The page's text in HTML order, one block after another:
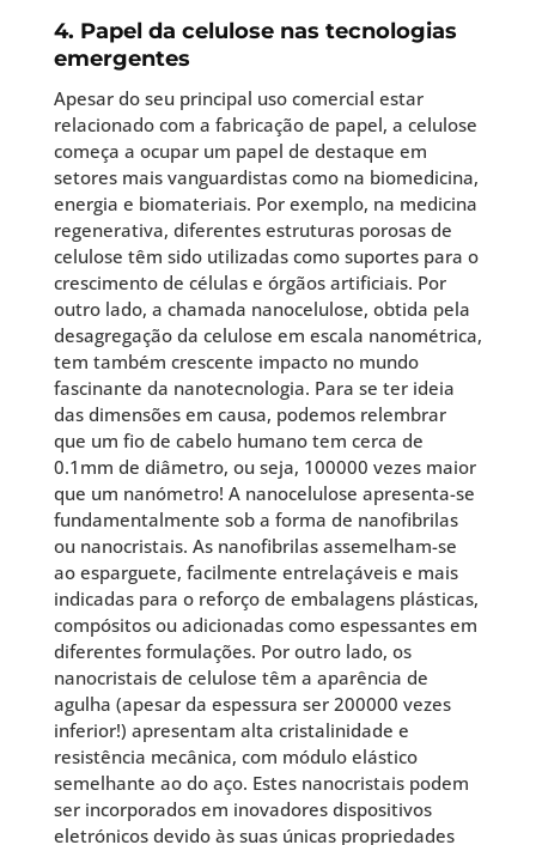
4. Papel da celulose nas tecnologias
emergentes
Apesar do seu principal uso comercial estar
relacionado com a fabricação de papel, a celulose
começa a ocupar um papel de destaque em
setores mais vanguardistas como na biomedicina,
energia e biomateriais. Por exemplo, na medicina
regenerativa, diferentes estruturas porosas de
celulose têm sido utilizadas como suportes para o
crescimento de células e órgãos artificiais. Por
outro lado, a chamada nanocelulose, obtida pela
desagregação da celulose em escala nanométrica,
tem também crescente impacto no mundo
fascinante da nanotecnologia. Para se ter ideia
das dimensões em causa, podemos relembrar
que um fio de cabelo humano tem cerca de
0.1mm de diâmetro, ou seja, 100000 vezes maior
que um nanómetro! A nanocelulose apresenta-se
fundamentalmente sob a forma de nanofibrilas
ou nanocristais. As nanofibrilas assemelham-se
ao esparguete, facilmente entrelaçáveis e mais
indicadas para o reforço de embalagens plásticas,
compósitos ou adicionadas como espessantes em
diferentes formulações. Por outro lado, os
nanocristais de celulose têm a aparência de
agulha (apesar da espessura ser 200000 vezes
inferior!) apresentam alta cristalinidade e
resistência mecânica, com módulo elástico
semelhante ao do aço. Estes nanocristais podem
ser incorporados em inovadores dispositivos
eletrónicos devido às suas únicas propriedades